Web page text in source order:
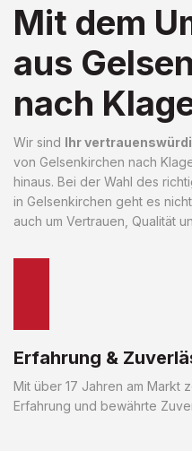
Mit dem
aus
nach
Wir sind Ihr
von Gelsenkirchen nach
hinaus. Bei der Wahl des
in Gelsenkirchen geht es
auch um Vertrauen, Qualität
Erfahrung &
Mit über 17 Jahren am Markt
Erfahrung und bewährte